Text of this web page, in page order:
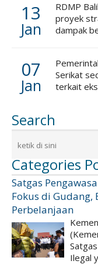
13
Jan
RDMP
proyek
dampak
07
Jan
Serikat
terkait
Search
Categories
Satgas
Fokus di Gudang,
Perbelanjaan
Ilegal